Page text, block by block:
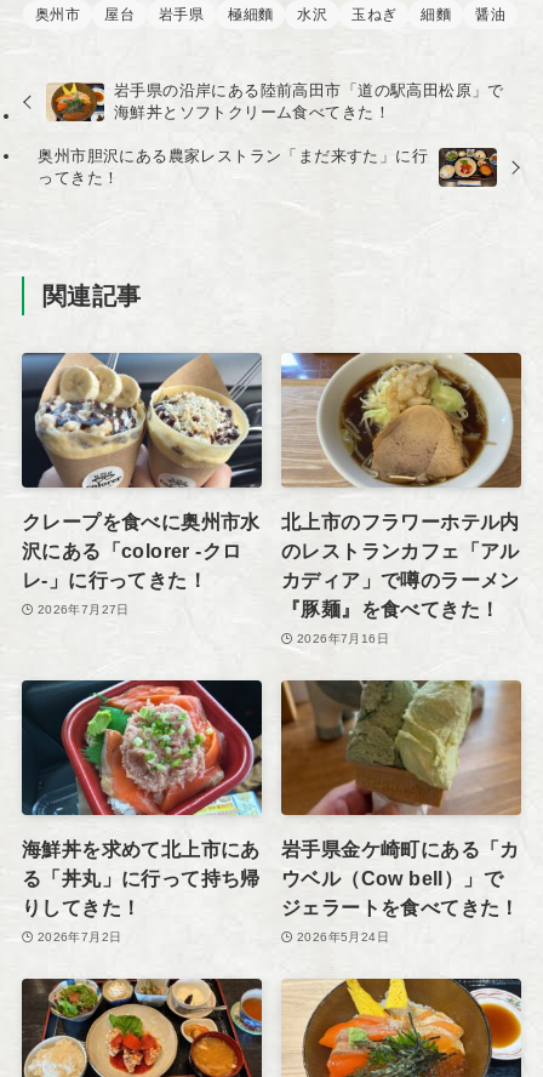
奥州市
屋台 岩手県 極細麵 水沢 玉ねぎ 細麵 醤油
岩手県の沿岸にある陸前高田市「道の駅高田松原」で
海鮮丼とソフトクリーム食べてきた！
奥州市胆沢にある農家レストラン「まだ来すた」に行
ってきた！
関連記事
クレープを食べに奥州市水
沢にある「colorer -クロ
レ-」に行ってきた！
2026年7月27日
北上市のフラワーホテル内
のレストランカフェ「アル
カディア」で噂のラーメン
『豚麺』を食べてきた！
2026年7月16日
海鮮丼を求めて北上市にあ
る「丼丸」に行って持ち帰
りしてきた！
2026年7月2日
岩手県金ケ崎町にある「カ
ウベル（Cow bell）」で
ジェラートを食べてきた！
2026年5月24日